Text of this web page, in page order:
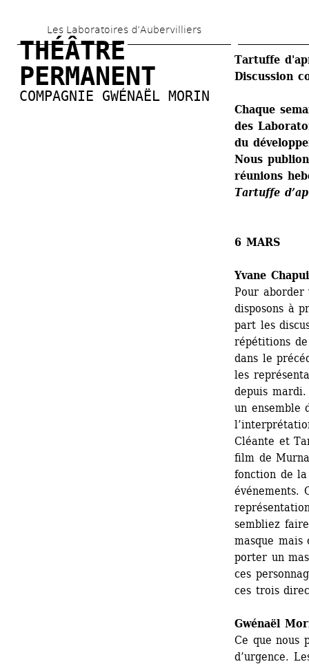
au
contenu
principal
Les Laboratoires d’Aubervilliers
THÉÂTRE
PERMANENT
COMPAGNIE GWÉNAËL MORIN
Tartuffe
Discussion
Chaque
des
du
Nous
réunions
Tartuffe
6 MARS
Yvane
Pour aborder
disposons à
part les
répétitions
dans le
les
depuis
un ensemble
Cléante et
film de
fonction de
événements.
sembliez
masque
porter un
ces
ces trois
Gwénaël
Ce que nous
d’urgence.